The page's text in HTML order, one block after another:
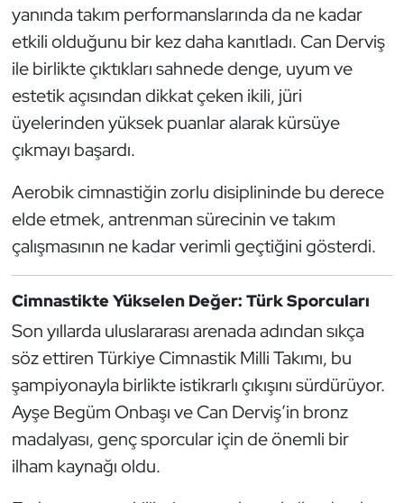
yanında takım performanslarında da ne kadar
etkili olduğunu bir kez daha kanıtladı. Can Derviş
ile birlikte çıktıkları sahnede denge, uyum ve
estetik açısından dikkat çeken ikili, jüri
üyelerinden yüksek puanlar alarak kürsüye
çıkmayı başardı.
Aerobik cimnastiğin zorlu disiplininde bu derece
elde etmek, antrenman sürecinin ve takım
çalışmasının ne kadar verimli geçtiğini gösterdi.
Cimnastikte Yükselen Değer: Türk Sporcuları
Son yıllarda uluslararası arenada adından sıkça
söz ettiren Türkiye Cimnastik Milli Takımı, bu
şampiyonayla birlikte istikrarlı çıkışını sürdürüyor.
Ayşe Begüm Onbaşı ve Can Derviş’in bronz
madalyası, genç sporcular için de önemli bir
ilham kaynağı oldu.
Karate
Kayak
Kempo
Kick Boks
Kürek
Masa Tenisi
Modern Pentatlon
Motor Sporları
Muay Thai
Okçuluk
Optimist